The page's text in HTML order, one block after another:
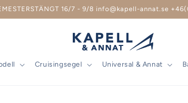
16/7 - 9/8 info@kapell-annat.se
Cruisingsegel Universal & Annat